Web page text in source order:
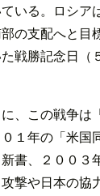
いる。ロシア
の支配へと目
戦勝記念日（
、この戦争は
１年の「米国
書、２００３
撃や日本の協